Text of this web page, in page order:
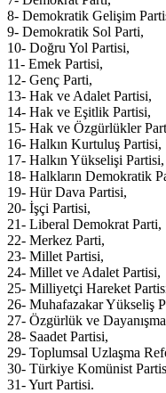
8- Demokratik Gelişim
9- Demokratik Sol Parti,
10- Doğru Yol Partisi,
11- Emek Partisi,
12- Genç Parti,
13- Hak ve Adalet Partisi,
14- Hak ve Eşitlik Partisi,
15- Hak ve Özgürlükler
16- Halkın Kurtuluş Partisi,
17- Halkın Yükselişi Partisi,
18- Halkların Demokratik
19- Hür Dava Partisi,
20- İşçi Partisi,
21- Liberal Demokrat Parti,
22- Merkez Parti,
23- Millet Partisi,
24- Millet ve Adalet Partisi,
25- Milliyetçi Hareket
26- Muhafazakar Yükseliş
27- Özgürlük ve
28- Saadet Partisi,
29- Toplumsal Uzlaşma
30- Türkiye Komünist
31- Yurt Partisi.